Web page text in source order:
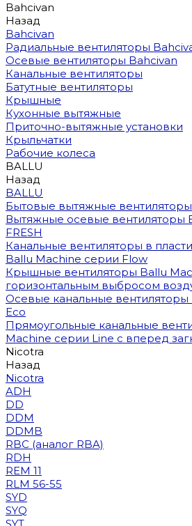
Bahcivan
Назад
Bahcivan
Радиальные вентиляторы
Осевые вентиляторы Bahcivan
Канальные вентиляторы
Батутные вентиляторы
Крышные
Кухонные вытяжные
Приточно-вытяжные установки
Крыльчатки
Рабочие колеса
BALLU
Назад
BALLU
Бытовые вытяжные
Вытяжные осевые вентиляторы
FRESH
Канальные вентиляторы в
Ballu Machine серии Flow
Крышные вентиляторы Ballu
горизонтальным выбросом
Осевые канальные
Eco
Прямоугольные канальные
Machine серии Line с вперед
Nicotra
Назад
Nicotra
ADH
DD
DDM
DDMB
RBC (аналог RBA)
RDH
REM 11
RLM 56-55
SYD
SYQ